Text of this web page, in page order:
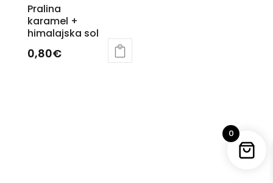
Pralina
karamel +
himalajska sol
0,80€
0